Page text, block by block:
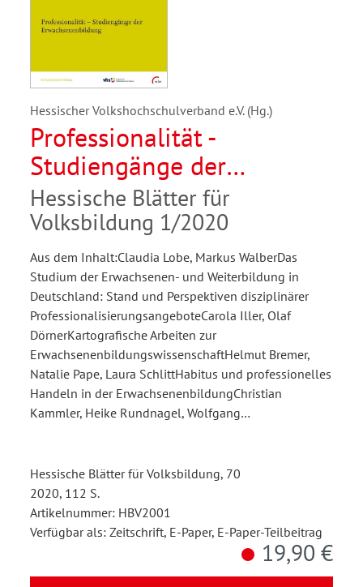
Hessischer Volkshochschulverband e.V. (Hg.)
Professionalität -
Studiengänge der
Erwachsenenbildung
Hessische Blätter für
Volksbildung 1/2020
Aus dem Inhalt:Claudia Lobe, Markus WalberDas
Studium der Erwachsenen- und Weiterbildung in
Deutschland: Stand und Perspektiven disziplinärer
ProfessionalisierungsangeboteCarola Iller, Olaf
DörnerKartografische Arbeiten zur
ErwachsenenbildungswissenschaftHelmut Bremer,
Natalie Pape, Laura SchlittHabitus und professionelles
Handeln in der ErwachsenenbildungChristian
Kammler, Heike Rundnagel, Wolfgang…
Hessische Blätter für Volksbildung, 70
2020, 112 S.
Artikelnummer: HBV2001
Verfügbar als: Zeitschrift, E-Paper, E-Paper-Teilbeitrag
19,90 €